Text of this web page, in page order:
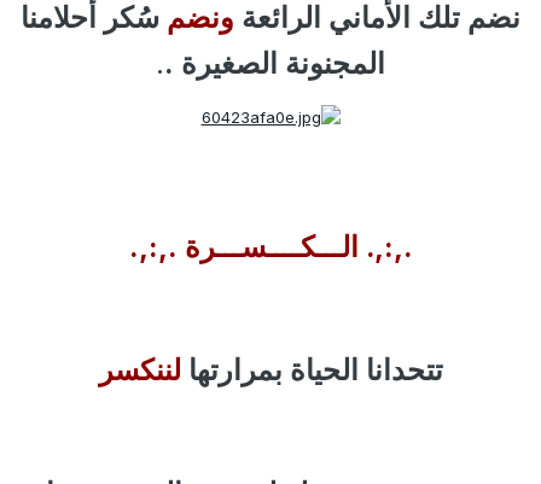
نضم تلك الأماني الرائعةونضم سُكر أحلامنا
المجنونة الصغيرة ..
.,:,. الـــكــــســـرة .,:,.
تتحدانا الحياة بمرارتها لننكسر